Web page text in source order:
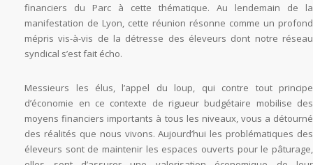
financiers du Parc à cette thématique. Au lendemain de la
manifestation de Lyon, cette réunion résonne comme un profond
mépris vis-à-vis de la détresse des éleveurs dont notre réseau
syndical s’est fait écho.
Messieurs les élus, l’appel du loup, qui contre tout principe
d’économie en ce contexte de rigueur budgétaire mobilise des
moyens financiers importants à tous les niveaux, vous a détourné
des réalités que nous vivons. Aujourd’hui les problématiques des
éleveurs sont de maintenir les espaces ouverts pour le pâturage,